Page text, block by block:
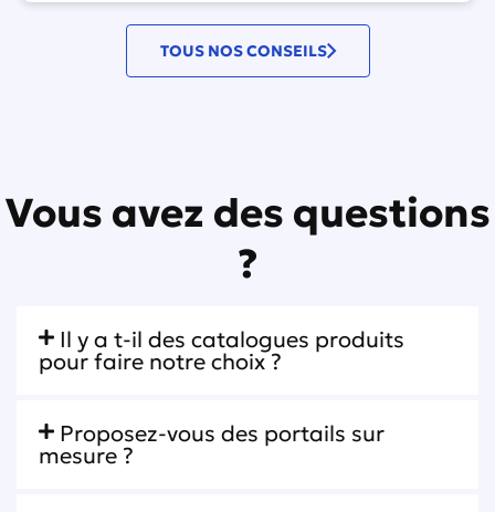
TOUS NOS CONSEILS
Vous avez des questions
?
Il y a t-il des catalogues produits
pour faire notre choix ?
Proposez-vous des portails sur
mesure ?